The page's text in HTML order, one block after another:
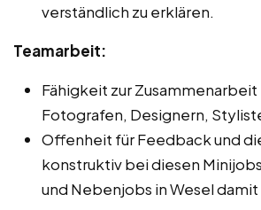
verständlich zu erklären.
Teamarbeit:
Fähigkeit zur
Fotografen, Designern,
Offenheit für Feedback und
konstruktiv bei diesen
und Nebenjobs in Wesel